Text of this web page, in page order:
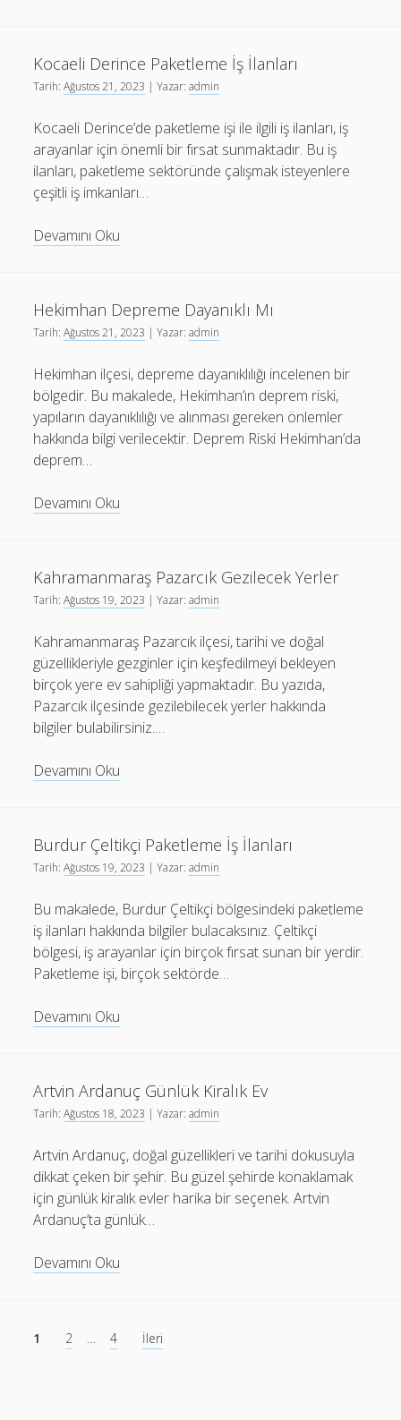
Kocaeli Derince Paketleme İş İlanları
Tarih:Ağustos 21, 2023 | Yazar:admin
Kocaeli Derince’de paketleme işi ile ilgili iş ilanları, iş
arayanlar için önemli bir fırsat sunmaktadır. Bu iş
ilanları, paketleme sektöründe çalışmak isteyenlere
çeşitli iş imkanları…
Devamını Oku
İlanları
Hekimhan Depreme Dayanıklı Mı
Tarih:Ağustos 21, 2023 | Yazar:admin
Hekimhan ilçesi, depreme dayanıklılığı incelenen bir
bölgedir. Bu makalede, Hekimhan’ın deprem riski,
yapıların dayanıklılığı ve alınması gereken önlemler
hakkında bilgi verilecektir. Deprem Riski Hekimhan’da
deprem…
Devamını Oku
Kahramanmaraş Pazarcık Gezilecek Yerler
Tarih:Ağustos 19, 2023 | Yazar:admin
Kahramanmaraş Pazarcık ilçesi, tarihi ve doğal
güzellikleriyle gezginler için keşfedilmeyi bekleyen
birçok yere ev sahipliği yapmaktadır. Bu yazıda,
Pazarcık ilçesinde gezilebilecek yerler hakkında
bilgiler bulabilirsiniz.…
Devamını Oku
Yerler
Burdur Çeltikçi Paketleme İş İlanları
Tarih:Ağustos 19, 2023 | Yazar:admin
Bu makalede, Burdur Çeltikçi bölgesindeki paketleme
iş ilanları hakkında bilgiler bulacaksınız. Çeltikçi
bölgesi, iş arayanlar için birçok fırsat sunan bir yerdir.
Paketleme işi, birçok sektörde…
Devamını Oku
İlanları
Artvin Ardanuç Günlük Kiralık Ev
Tarih:Ağustos 18, 2023 | Yazar:admin
Artvin Ardanuç, doğal güzellikleri ve tarihi dokusuyla
dikkat çeken bir şehir. Bu güzel şehirde konaklamak
için günlük kiralık evler harika bir seçenek. Artvin
Ardanuç’ta günlük…
Devamını Oku
Yazı
sayfalaması
1 2 … 4 İleri